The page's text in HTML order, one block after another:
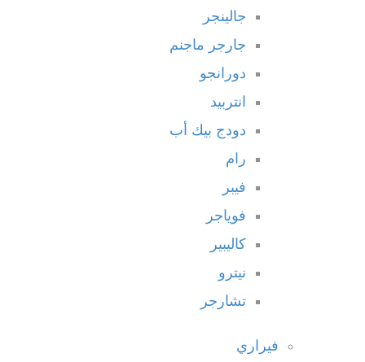
جالينجر
جارجر ماجنم
دورانجو
انتربيد
دودج بيك أب
رام
فيبر
فوياجر
كاليبير
نيترو
تشارجر
فيراري